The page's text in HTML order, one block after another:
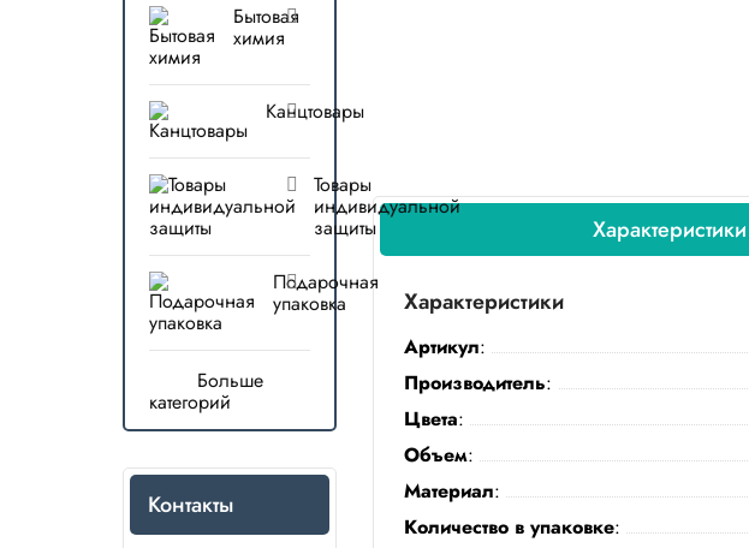
Бытовая
химия
Канцтовары
Товары
индивидуальной
защиты
Подарочная
упаковка
Больше
категорий
Контакты
Характеристики
Характеристики
Артикул:
Производитель:
Цвета:
Объем:
Материал:
Количество в упаковке: